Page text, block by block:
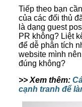
Tiếp theo bạn
của các đối thủ
là dạng guest
PR không? Liệt
để dễ phân tích
website mình
đúng không?
>> Xem thêm:
cạnh tranh để